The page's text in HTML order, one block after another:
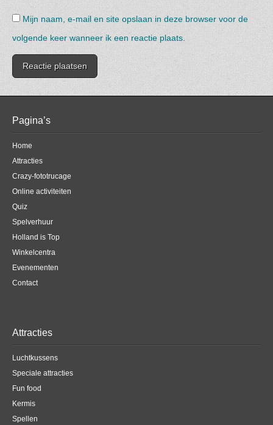
Mijn naam, e-mail en site opslaan in deze browser voor de
volgende keer wanneer ik een reactie plaats.
Pagina’s
Home
Attracties
Crazy-fototrucage
Online activiteiten
Quiz
Spelverhuur
Holland is Top
Winkelcentra
Evenementen
Contact
Attracties
Luchtkussens
Speciale attracties
Fun food
Kermis
Spellen